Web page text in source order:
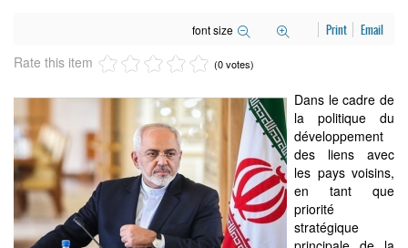
font size Print Email
Rate this item (0 votes)
Dans le cadre de
la politique du
développement
des liens avec
les pays voisins,
en tant que
priorité
stratégique